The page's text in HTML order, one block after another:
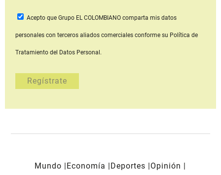
Acepto que Grupo EL COLOMBIANOcomparta mis datos
personales con terceros aliados comerciales conforme su Política de
Tratamiento del Datos Personal.
Mundo Economía Deportes
Opinión